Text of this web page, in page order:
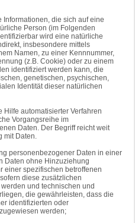
Informationen, die sich auf eine
Person (im Folgenden
wird eine natürliche
insbesondere mittels
Namen, zu einer Kennnummer,
(z.B. Cookie) oder zu einem
identifiziert werden kann, die
genetischen, psychischen,
Identität dieser natürlichen
Hilfe automatisierter Verfahren
Vorgangsreihe im
Daten. Der Begriff reicht weit
mit Daten.
personenbezogener Daten in einer
Daten ohne Hinzuziehung
einer spezifischen betroffenen
diese zusätzlichen
und technischen und
die gewährleisten, dass die
identifizierten oder
werden;